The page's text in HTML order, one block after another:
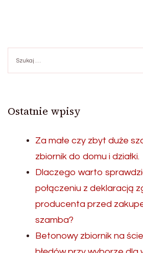
Ostatnie wpisy
Za małe czy zbyt duże
zbiornik do domu i działki.
Dlaczego warto
połączeniu z deklaracją
producenta przed
szamba?
Betonowy zbiornik na